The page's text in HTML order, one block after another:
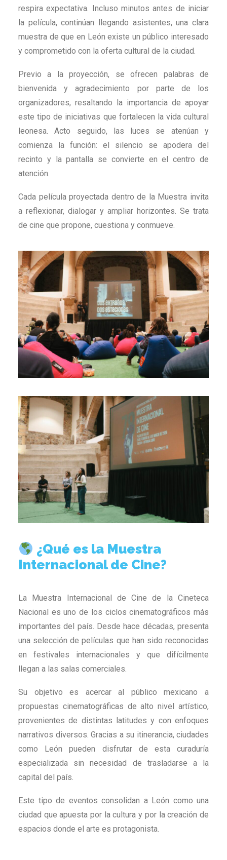
respira expectativa. Incluso minutos antes de iniciar
la película, continúan llegando asistentes, una clara
muestra de que en León existe un público interesado
y comprometido con la oferta cultural de la ciudad.
Previo a la proyección, se ofrecen palabras de
bienvenida y agradecimiento por parte de los
organizadores, resaltando la importancia de apoyar
este tipo de iniciativas que fortalecen la vida cultural
leonesa. Acto seguido, las luces se atenúan y
comienza la función: el silencio se apodera del
recinto y la pantalla se convierte en el centro de
atención.
Cada película proyectada dentro de la Muestra invita
a reflexionar, dialogar y ampliar horizontes. Se trata
de cine que propone, cuestiona y conmueve.
¿Qué es la Muestra
Internacional de Cine?
La Muestra Internacional de Cine de la Cineteca
Nacional es uno de los ciclos cinematográficos más
importantes del país. Desde hace décadas, presenta
una selección de películas que han sido reconocidas
en festivales internacionales y que difícilmente
llegan a las salas comerciales.
Su objetivo es acercar al público mexicano a
propuestas cinematográficas de alto nivel artístico,
provenientes de distintas latitudes y con enfoques
narrativos diversos. Gracias a su itinerancia, ciudades
como León pueden disfrutar de esta curaduría
especializada sin necesidad de trasladarse a la
capital del país.
Este tipo de eventos consolidan a León como una
ciudad que apuesta por la cultura y por la creación de
espacios donde el arte es protagonista.